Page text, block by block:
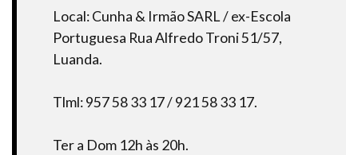
Local: Cunha & Irmão SARL / ex-Escola
Portuguesa Rua Alfredo Troni 51/57,
Luanda.
Tlml: 957 58 33 17 / 921 58 33 17.
Ter a Dom 12h às 20h.